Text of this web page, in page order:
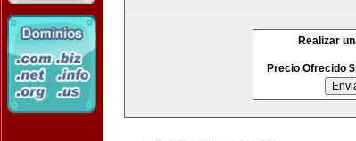
Realizar
Precio Ofrecido $